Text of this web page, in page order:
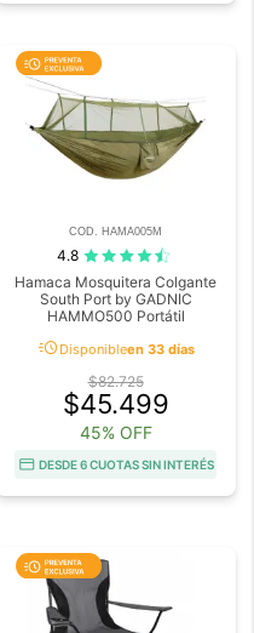
COD. HAMA005M
4.8
Hamaca Mosquitera Colgante
South Port by GADNIC
HAMMO500 Portátil
acuteDisponibleen 33 días
$82.725
$45.499
45% OFF
DESDE 6 CUOTAS SIN INTERÉS